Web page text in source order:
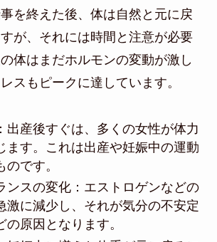
を終えた後、体は自然と元に戻
が、それには時間と注意が必要
体はまだホルモンの変動が激し
スもピークに達しています。
出産後すぐは、多くの女性が体力
ます。これは出産や妊娠中の運動
です。
ンスの変化：エストロゲンなどの
激に減少し、それが気分の不安定
の原因となります。